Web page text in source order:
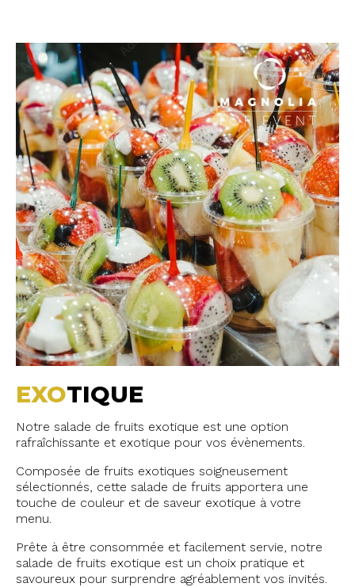
EXOTIQUE
Notre salade de fruits exotique est une option
rafraîchissante et exotique pour vos évènements.
Composée de fruits exotiques soigneusement
sélectionnés, cette salade de fruits apportera une
touche de couleur et de saveur exotique à votre
menu.
Prête à être consommée et facilement servie, notre
salade de fruits exotique est un choix pratique et
savoureux pour surprendre agréablement vos invités.